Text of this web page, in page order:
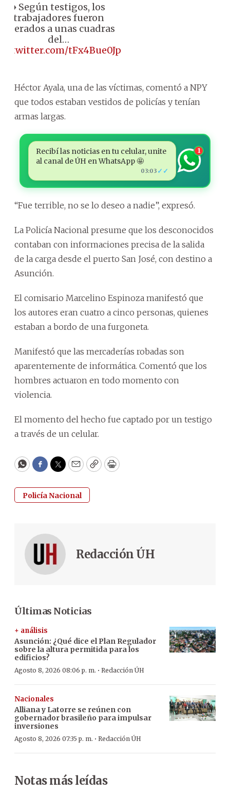
♦️ Según testigos, los
trabajadores fueron
liberados a unas cuadras
del…
tFx4Bue0Jp
Héctor Ayala, una de las víctimas, comentó a NPY
que todos estaban vestidos de policías y tenían
armas largas.
Recibí las noticias en tu celular, unite
al canal de ÚH en WhatsApp 🤩
03:03 ✓✓
1
“Fue terrible, no se lo deseo a nadie”, expresó.
La Policía Nacional presume que los desconocidos
contaban con informaciones precisa de la salida
de la carga desde el puerto San José, con destino a
Asunción.
El comisario Marcelino Espinoza manifestó que
los autores eran cuatro a cinco personas, quienes
estaban a bordo de una furgoneta.
Manifestó que las mercaderías robadas son
aparentemente de informática. Comentó que los
hombres actuaron en todo momento con
violencia.
El momento del hecho fue captado por un testigo
a través de un celular.
WhatsApp
Facebook
Twitter
EmailCopyPrint
Policía Nacional
Redacción ÚH
Últimas Noticias
+ análisis
Asunción: ¿Qué dice el Plan Regulador
sobre la altura permitida para los
edificios?
Agosto 8, 2026 08:06 p. m. · Redacción ÚH
Nacionales
Alliana y Latorre se reúnen con
gobernador brasileño para impulsar
inversiones
Agosto 8, 2026 07:35 p. m. · Redacción ÚH
Notas más leídas